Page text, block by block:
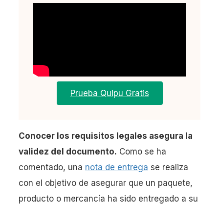
Prueba Quipu Gratis
Conocer los requisitos legales asegura la
validez del documento. Como se ha
comentado, una nota de entrega se realiza
con el objetivo de asegurar que un paquete,
producto o mercancía ha sido entregado a su